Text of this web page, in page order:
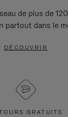
de plus de
partout dans le
DÉCOUVRIR
GRATUITS